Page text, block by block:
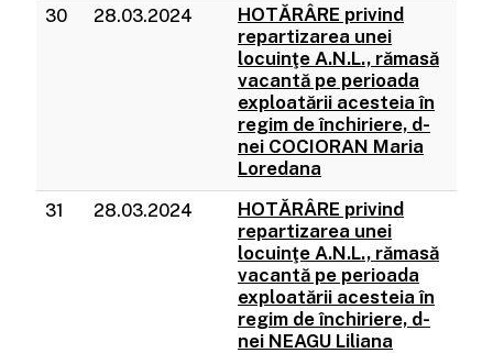
30 28.03.2024
HOTĂRÂRE privind
repartizarea unei
locuinţe A.N.L., rămasă
vacantă pe perioada
exploatării acesteia în
regim de închiriere, d-
nei COCIORAN Maria
Loredana
31 28.03.2024
HOTĂRÂRE privind
repartizarea unei
locuinţe A.N.L., rămasă
vacantă pe perioada
exploatării acesteia în
regim de închiriere, d-
nei NEAGU Liliana